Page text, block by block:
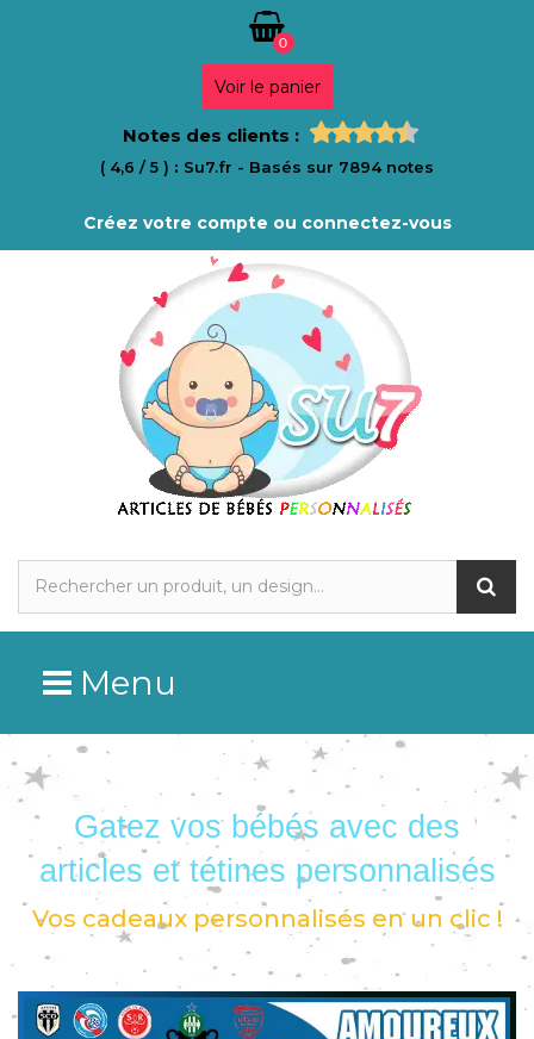
0
Voir le panier
Notes des clients :
( 4,6 /5 ) : Su7.fr - Basés sur 7894notes
Créez votre compte ou connectez-vous
Menu
Gatez vos bébés avec des
articles et tétines personnalisés
Vos cadeaux personnalisés en un clic !